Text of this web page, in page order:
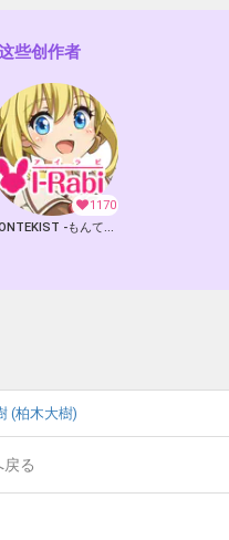
些创作者
1170
MONTEKIST -もんてきすと-
(柏木大樹)
る